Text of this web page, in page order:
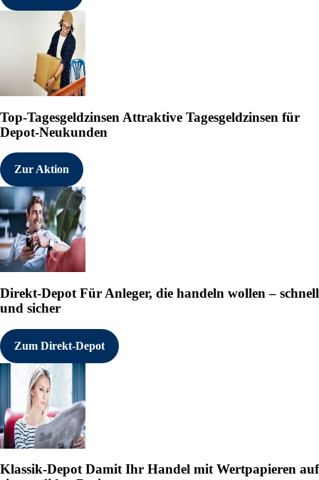
Top-Tagesgeldzinsen Attraktive Tagesgeldzinsen für
Depot-Neukunden
Zur Aktion
Direkt-Depot Für Anleger, die handeln wollen – schnell
und sicher
Zum Direkt-Depot
Klassik-DepotDamit Ihr Handel mit Wertpapieren auf